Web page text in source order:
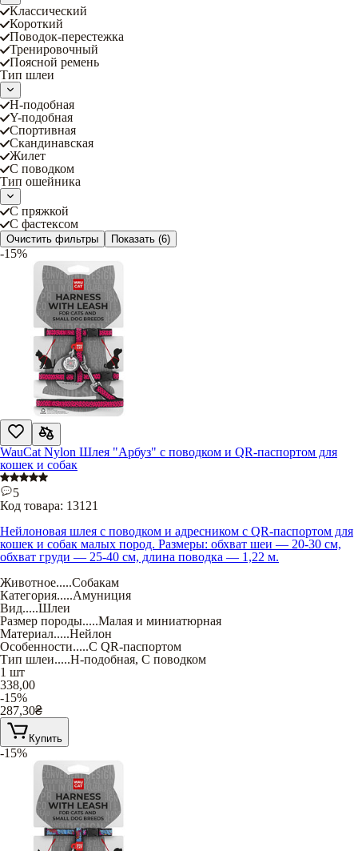
Классический
Короткий
Поводок-перестежка
Тренировочный
Поясной ремень
Тип шлеи
Н-подобная
Y-подобная
Спортивная
Скандинавская
Жилет
С поводком
Тип ошейника
С пряжкой
С фастексом
Очистить фильтры Показать (6)
-15%
WauCat Nylon Шлея "Арбуз" с поводком и QR-паспортом для
кошек и собак
5
Код товара: 13121
Нейлоновая шлея с поводком и адресником с QR-паспортом для
кошек и собак малых пород. Размеры: обхват шеи — 20-30 см,
обхват груди — 25-40 см, длина поводка — 1,22 м.
Животное.....Собакам
Категория.....Амуниция
Вид.....Шлеи
Размер породы.....Малая и миниатюрная
Материал.....Нейлон
Особенности.....С QR-паспортом
Тип шлеи.....Н-подобная, С поводком
1 шт
338,00
-15%
287,30₴
Купить
-15%